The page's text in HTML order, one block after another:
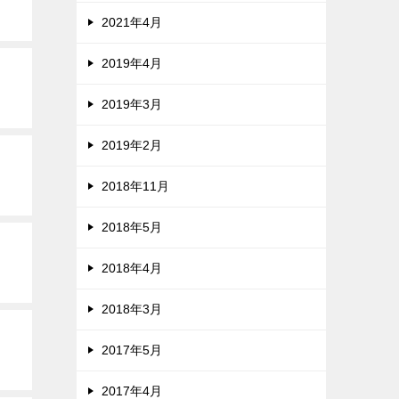
2021年4月
2019年4月
2019年3月
2019年2月
2018年11月
2018年5月
2018年4月
2018年3月
2017年5月
2017年4月